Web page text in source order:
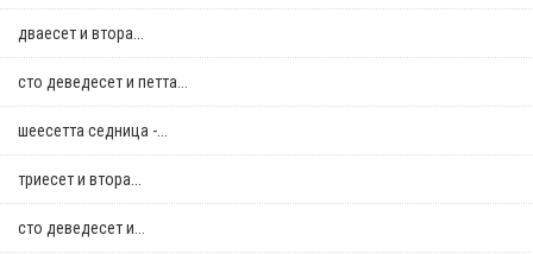
дваесет и втора...
сто деведесет и петта...
шеесетта седница -...
триесет и втора...
сто деведесет и...